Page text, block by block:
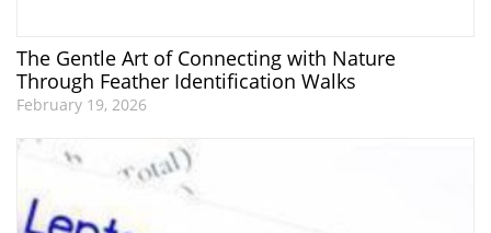
The Gentle Art of Connecting with Nature
Through Feather Identification Walks
February 19, 2026